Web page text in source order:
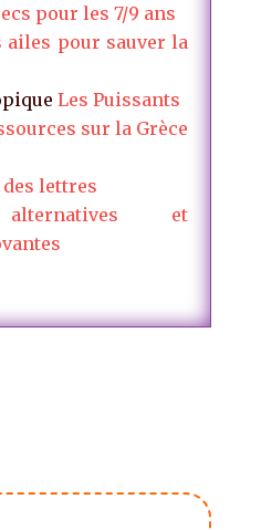
pour les 7/9 ans
ailes pour sauver la
Les Puissants
sur la Grèce
des lettres
alternatives et